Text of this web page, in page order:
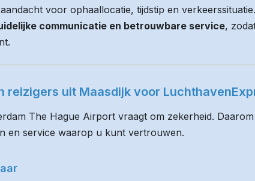
voor ophaallocatie, tijdstip en
communicatie en betrouwbare service,
reizigers uit Maasdijk voor
The Hague Airport vraagt om zekerheid.
en service waarop u kunt vertrouwen.